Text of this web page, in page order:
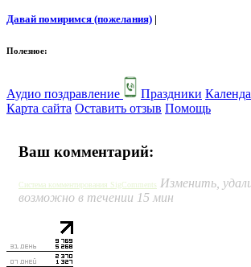
Давай помиримся (пожелания) |
Полезное:
Аудио поздравление Праздники
Карта сайта Оставить отзыв Помощь
Ваш комментарий:
Система комментирования SigComments Изменить,
возможно в течении 15 мин